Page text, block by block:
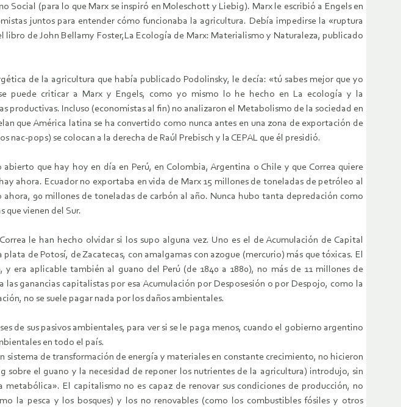
(para lo que Marx se inspiró en Moleschott y Liebig). Marx le escribió a Engels en
juntos para entender cómo funcionaba la agricultura. Debía impedirse la «ruptura
de John Bellamy Foster,La Ecología de Marx: Materialismo y Naturaleza, publicado
de la agricultura que había publicado Podolinsky, le decía: «tú sabes mejor que yo
puede criticar a Marx y Engels, como yo mismo lo he hecho en La ecología y la
productivas. Incluso (economistas al fin) no analizaron el Metabolismo de la sociedad en
que América latina se ha convertido como nunca antes en una zona de exportación de
pops) se colocan a la derecha de Raúl Prebisch y la CEPAL que él presidió.
que hay hoy en día en Perú, en Colombia, Argentina o Chile y que Correa quiere
ahora. Ecuador no exportaba en vida de Marx 15 millones de toneladas de petróleo al
90 millones de toneladas de carbón al año. Nunca hubo tanta depredación como
vienen del Sur.
le han hecho olvidar si los supo alguna vez. Uno es el de Acumulación de Capital
de Potosí, de Zacatecas, con amalgamas con azogue (mercurio) más que tóxicas. El
era aplicable también al guano del Perú (de 1840 a 1880), no más de 11 millones de
ganancias capitalistas por esa Acumulación por Desposesión o por Despojo, como la
no se suele pagar nada por los daños ambientales.
de sus pasivos ambientales, para ver si se le paga menos, cuando el gobierno argentino
en todo el país.
sistema de transformación de energía y materiales en constante crecimiento, no hicieron
sobre el guano y la necesidad de reponer los nutrientes de la agricultura) introdujo, sin
El capitalismo no es capaz de renovar sus condiciones de producción, no
la pesca y los bosques) y los no renovables (como los combustibles fósiles y otros